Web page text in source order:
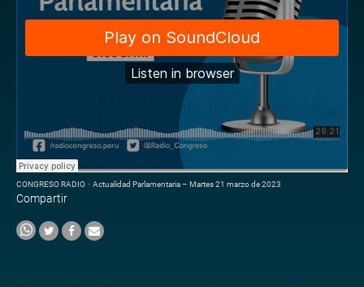
CONGRESO RADIO · Actualidad Parlamentaria – Martes 21 marzo de 2023
Compartir